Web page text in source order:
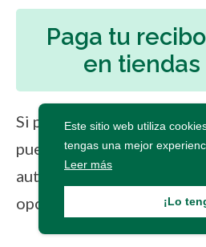
Paga tu
en tiendas
Si prefieres pagar en
puedes hacerlo en
autorizadas. Aquí te
opciones:
Este sitio web utiliza
tengas una mejor
Leer más
¡Lo